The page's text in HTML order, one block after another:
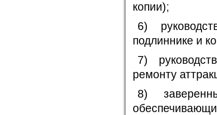
копии);
6)
подлиннике и
7)
ремонту
8)